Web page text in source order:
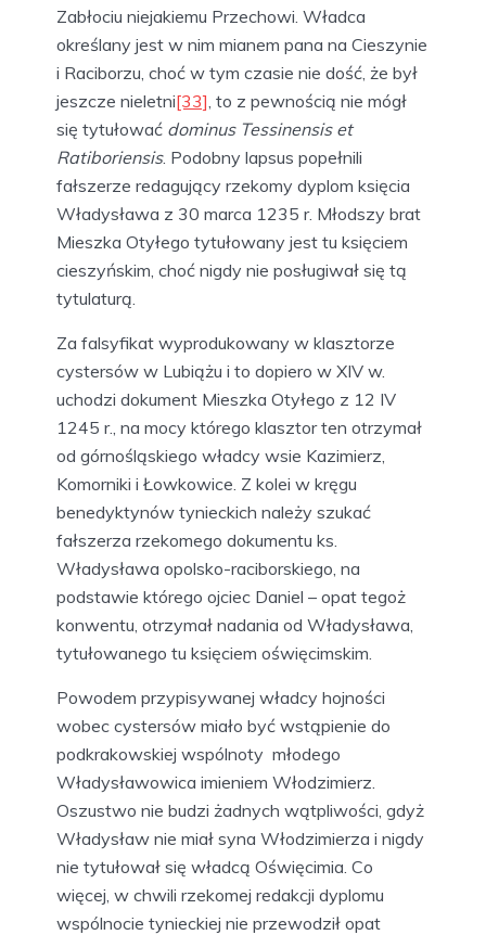
Zabłociu niejakiemu Przechowi. Władca
określany jest w nim mianem pana na Cieszynie
i Raciborzu, choć w tym czasie nie dość, że był
jeszcze nieletni[33] , to z pewnością nie mógł
się tytułować dominus Tessinensis et
Ratiboriensis. Podobny lapsus popełnili
fałszerze redagujący rzekomy dyplom księcia
Władysława z 30 marca 1235 r. Młodszy brat
Mieszka Otyłego tytułowany jest tu księciem
cieszyńskim, choć nigdy nie posługiwał się tą
tytulaturą.
Za falsyfikat wyprodukowany w klasztorze
cystersów w Lubiążu i to dopiero w XIV w.
uchodzi dokument Mieszka Otyłego z 12 IV
1245 r., na mocy którego klasztor ten otrzymał
od górnośląskiego władcy wsie Kazimierz,
Komorniki i Łowkowice. Z kolei w kręgu
benedyktynów tynieckich należy szukać
fałszerza rzekomego dokumentu ks.
Władysława opolsko-raciborskiego, na
podstawie którego ojciec Daniel – opat tegoż
konwentu, otrzymał nadania od Władysława,
tytułowanego tu księciem oświęcimskim.
Powodem przypisywanej władcy hojności
wobec cystersów miało być wstąpienie do
podkrakowskiej wspólnoty młodego
Władysławowica imieniem Włodzimierz.
Oszustwo nie budzi żadnych wątpliwości, gdyż
Władysław nie miał syna Włodzimierza i nigdy
nie tytułował się władcą Oświęcimia. Co
więcej, w chwili rzekomej redakcji dyplomu
wspólnocie tynieckiej nie przewodził opat